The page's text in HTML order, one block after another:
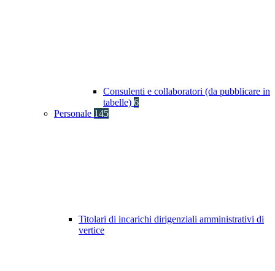
Consulenti e collaboratori (da pubblicare in
tabelle) 6
Personale 145
Titolari di incarichi dirigenziali amministrativi di
vertice